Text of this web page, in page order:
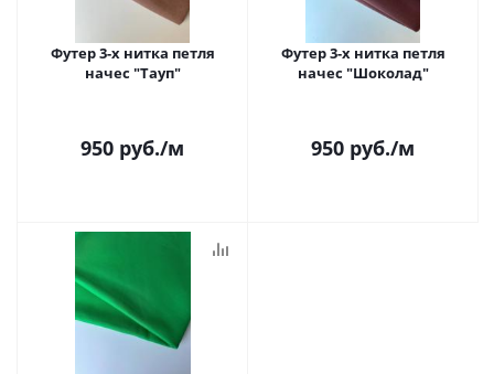
Футер 3-х нитка петля
начес "Тауп"
950 руб./м
Футер 3-х нитка петля
начес "Шоколад"
950 руб./м